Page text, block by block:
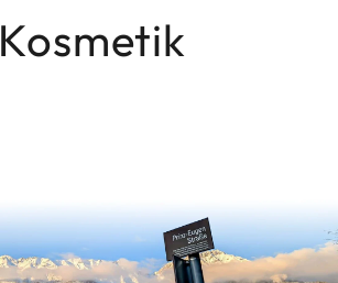
Kosmetik